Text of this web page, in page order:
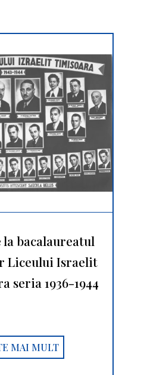
la bacalaureatul
Liceului Israelit
seria 1936-1944
MAI MULT